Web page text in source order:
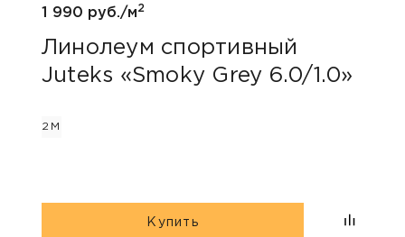
1 990 руб./м2
Линолеум спортивный
Juteks «Smoky Grey 6.0/1.0»
2М
Купить